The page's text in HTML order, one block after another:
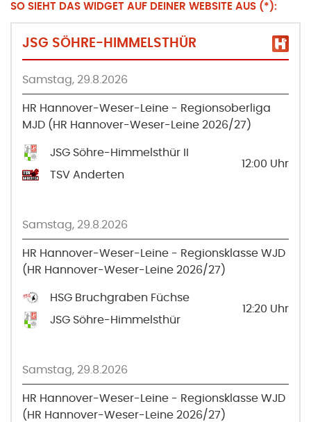
SO SIEHT DAS WIDGET AUF DEINER WEBSITE AUS (*):
JSG SÖHRE-HIMMELSTHÜR
Samstag, 29.8.2026
HR Hannover-Weser-Leine - Regionsoberliga
MJD (HR Hannover-Weser-Leine 2026/27)
JSG Söhre-Himmelsthür II
TSV Anderten
12:00 Uhr
Samstag, 29.8.2026
HR Hannover-Weser-Leine - Regionsklasse WJD
(HR Hannover-Weser-Leine 2026/27)
HSG Bruchgraben Füchse
JSG Söhre-Himmelsthür
12:20 Uhr
Samstag, 29.8.2026
HR Hannover-Weser-Leine - Regionsklasse WJD
(HR Hannover-Weser-Leine 2026/27)